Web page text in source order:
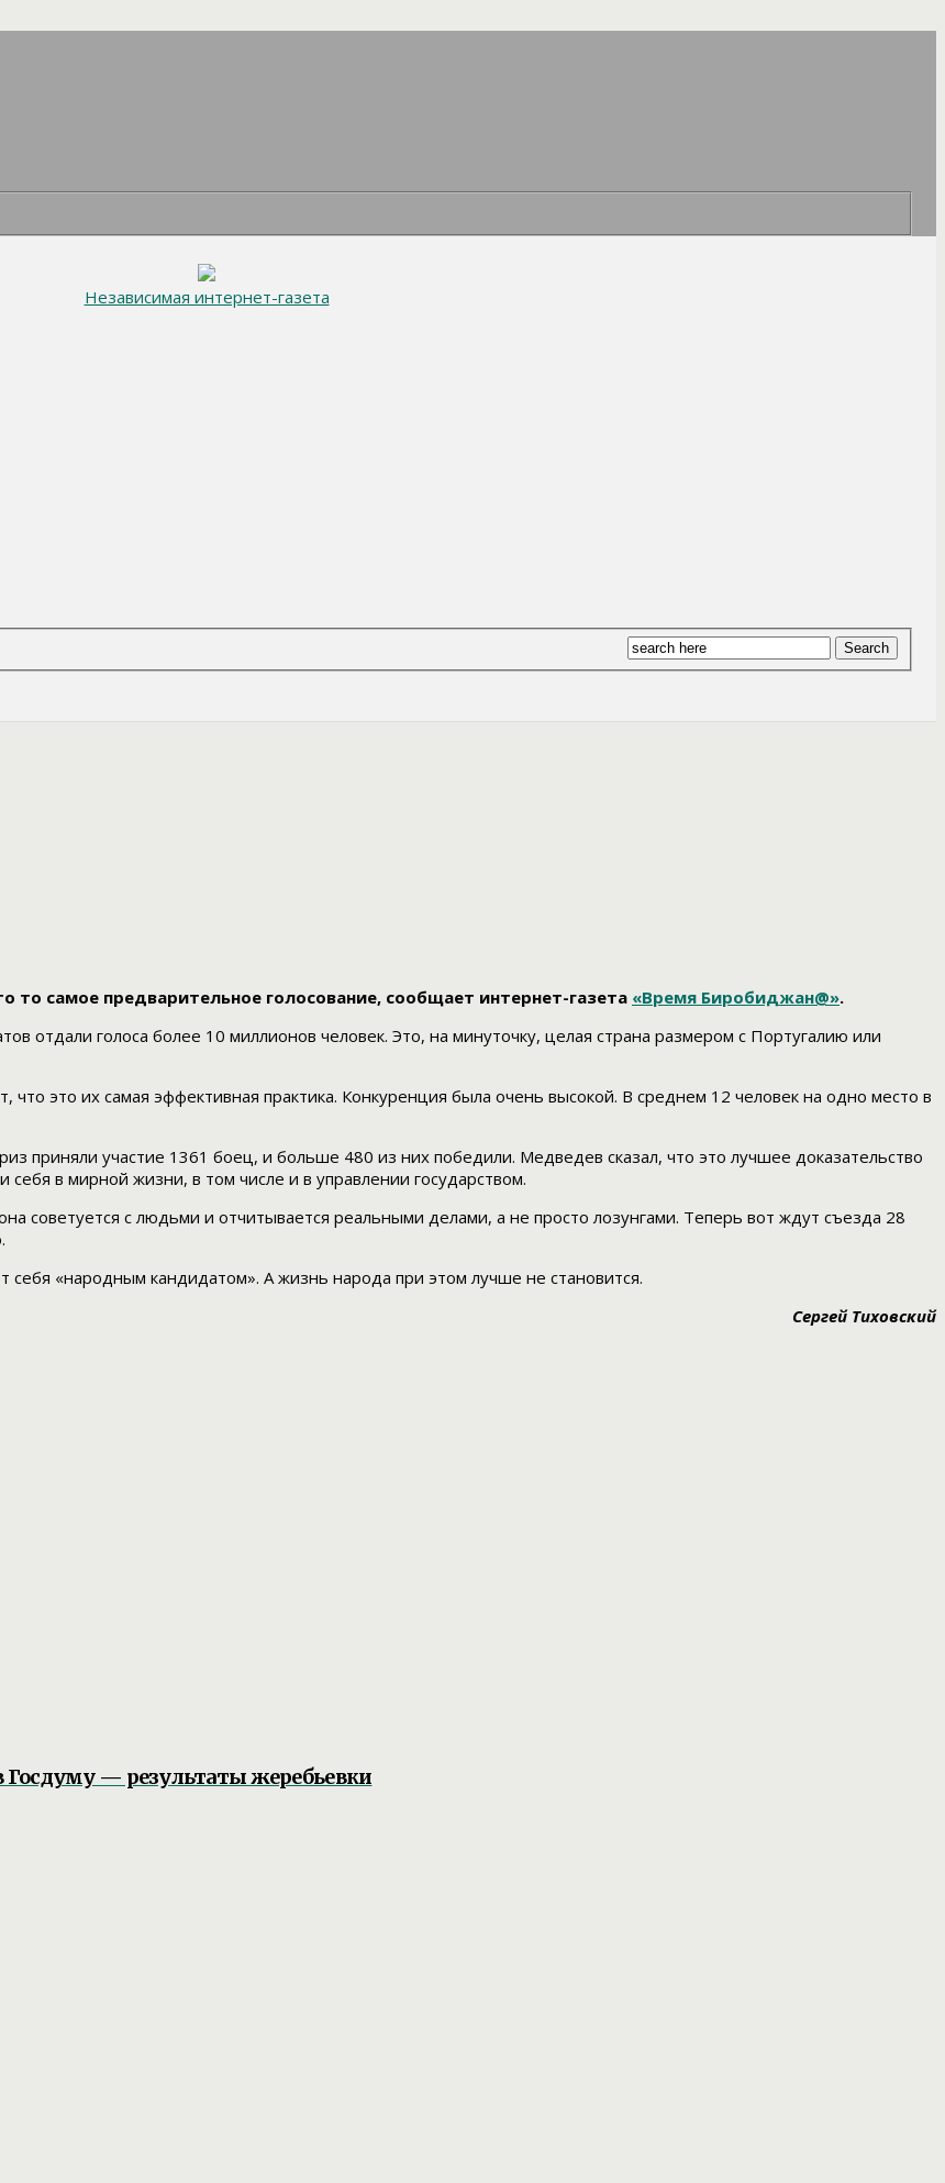
Независимая интернет-газета
то самое предварительное голосование, сообщает интернет-газета «Время Биробиджан@».
отдали голоса более 10 миллионов человек. Это, на минуточку, целая страна размером с Португалию или
это их самая эффективная практика. Конкуренция была очень высокой. В среднем 12 человек на одно место в
приняли участие 1361 боец, и больше 480 из них победили. Медведев сказал, что это лучшее доказательство
в мирной жизни, в том числе и в управлении государством.
советуется с людьми и отчитывается реальными делами, а не просто лозунгами. Теперь вот ждут съезда 28
«народным кандидатом». А жизнь народа при этом лучше не становится.
Сергей Тиховский
Госдуму — результаты жеребьевки